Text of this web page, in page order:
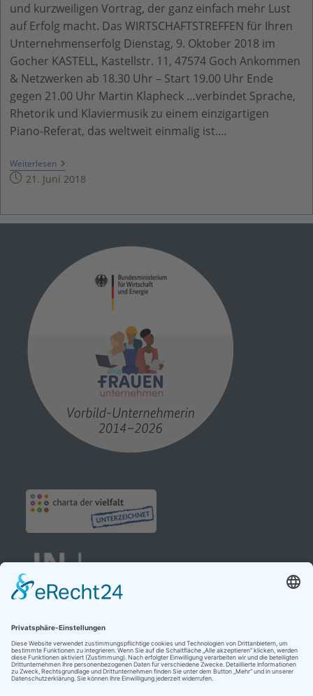
und kurzweiligen Vortrag, der ganz einfach mehr Lust
auf Erfolg macht. Das WIRTSCHAFTSTREFFEN für Ihren
Unternehmenserfolg Dienstag, 9. Oktober 2018 im
Gocher KASTELL, Kastellstr. 11, 47574 Goch Ankommen
& Netzwerken ab 18.30 Uhr – Start 19.00 Uhr Ende
gegen 21.00 Uhr Martin Klapheck …verbindet Sprache,
Rhetorik und Klaviermusik zu einem einzigartigen
Piano-Referat, das weltweit einmalig ist.…
Weiterlesen9.10.2018
–
KREATIVES
Martin
Klapheck
Beitrag21. Juni 2018